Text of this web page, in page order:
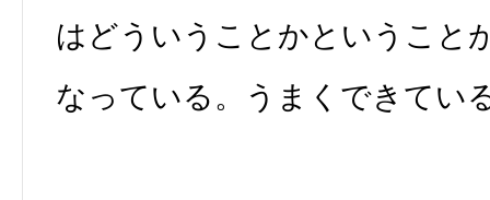
はどういうことかということ
なっている。うまくできてい